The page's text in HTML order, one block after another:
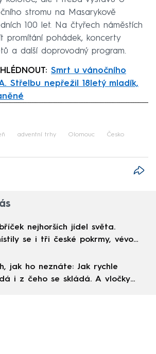
stromu na Masarykově
100 let. Na čtyřech náměstích
promítání pohádek, koncerty
a další doprovodný program.
Smrt u vánočního
Střelbu nepřežil 18letý mladík,
adventní trhy Olomouc Česko
nejhorších jídel světa.
se i tři české pokrmy, vévodí
jak ho neznáte: Jak rychle
i z čeho se skládá. A vločky